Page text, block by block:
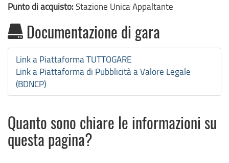
Punto di acquisto:Stazione Unica Appaltante
Documentazione di gara
Link a Piattaforma TUTTOGARE
Link a Piattaforma di Pubblicità a Valore Legale
(BDNCP)
Quanto sono chiare le informazioni su
questa pagina?